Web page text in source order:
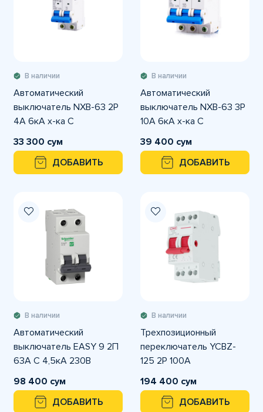
В наличии
Автоматический
выключатель NXB-63 2P
4A 6кА х-ка С
33 300 сум
ДОБАВИТЬ
В наличии
Автоматический
выключатель NXB-63 3P
10A 6кА х-ка С
39 400 сум
ДОБАВИТЬ
В наличии
Автоматический
выключатель EASY 9 2П
63А С 4,5кА 230В
98 400 сум
ДОБАВИТЬ
В наличии
Трехпозиционный
переключатель YCBZ-
125 2P 100А
194 400 сум
ДОБАВИТЬ